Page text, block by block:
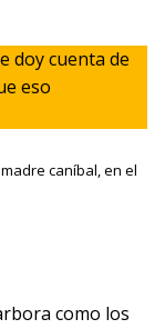
doy cuenta de
eso
caníbal, en el
como los